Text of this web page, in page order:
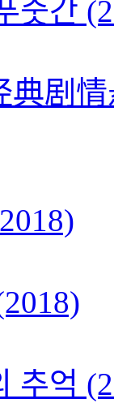
줏간
典剧
추억